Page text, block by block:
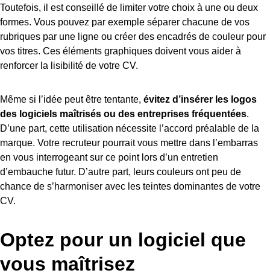
Toutefois, il est conseillé de limiter votre choix à une ou deux
formes. Vous pouvez par exemple séparer chacune de vos
rubriques par une ligne ou créer des encadrés de couleur pour
vos titres. Ces éléments graphiques doivent vous aider à
renforcer la lisibilité de votre CV.
Même si l’idée peut être tentante, évitez d’insérer les logos
des logiciels maîtrisés ou des entreprises fréquentées.
D’une part, cette utilisation nécessite l’accord préalable de la
marque. Votre recruteur pourrait vous mettre dans l’embarras
en vous interrogeant sur ce point lors d’un entretien
d’embauche futur. D’autre part, leurs couleurs ont peu de
chance de s’harmoniser avec les teintes dominantes de votre
CV.
Optez pour un logiciel que
vous maîtrisez